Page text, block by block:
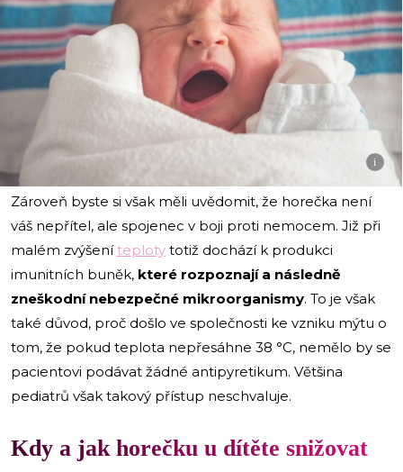
i
Zároveň byste si však měli uvědomit, že horečka není
váš nepřítel, ale spojenec v boji proti nemocem. Již při
malém zvýšeníteploty totiž dochází k produkci
imunitních buněk, které rozpoznají a následně
zneškodní nebezpečné mikroorganismy. To je však
také důvod, proč došlo ve společnosti ke vzniku mýtu o
tom, že pokud teplota nepřesáhne 38 °C, nemělo by se
pacientovi podávat žádné antipyretikum. Většina
pediatrů však takový přístup neschvaluje.
Kdy a jak horečku u dítěte snižovat